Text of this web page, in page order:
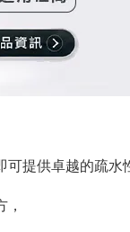
提供卓越的疏水